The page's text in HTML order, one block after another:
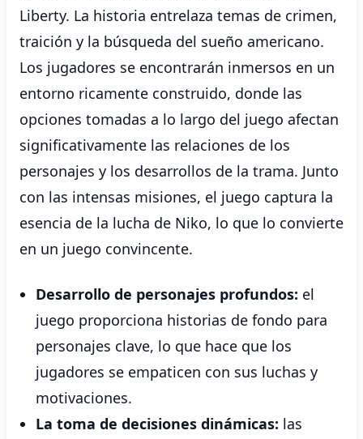
Liberty. La historia entrelaza temas de crimen,
traición y la búsqueda del sueño americano.
Los jugadores se encontrarán inmersos en un
entorno ricamente construido, donde las
opciones tomadas a lo largo del juego afectan
significativamente las relaciones de los
personajes y los desarrollos de la trama. Junto
con las intensas misiones, el juego captura la
esencia de la lucha de Niko, lo que lo convierte
en un juego convincente.
Desarrollo de personajes profundos: el
juego proporciona historias de fondo para
personajes clave, lo que hace que los
jugadores se empaticen con sus luchas y
motivaciones.
La toma de decisiones dinámicas: las